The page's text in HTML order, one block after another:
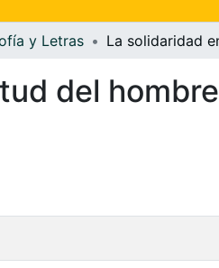
y Letras
del hombre